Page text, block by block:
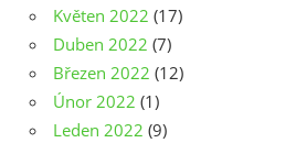
Květen 2022 (17)
Duben 2022 (7)
Březen 2022 (12)
Únor 2022 (1)
Leden 2022 (9)